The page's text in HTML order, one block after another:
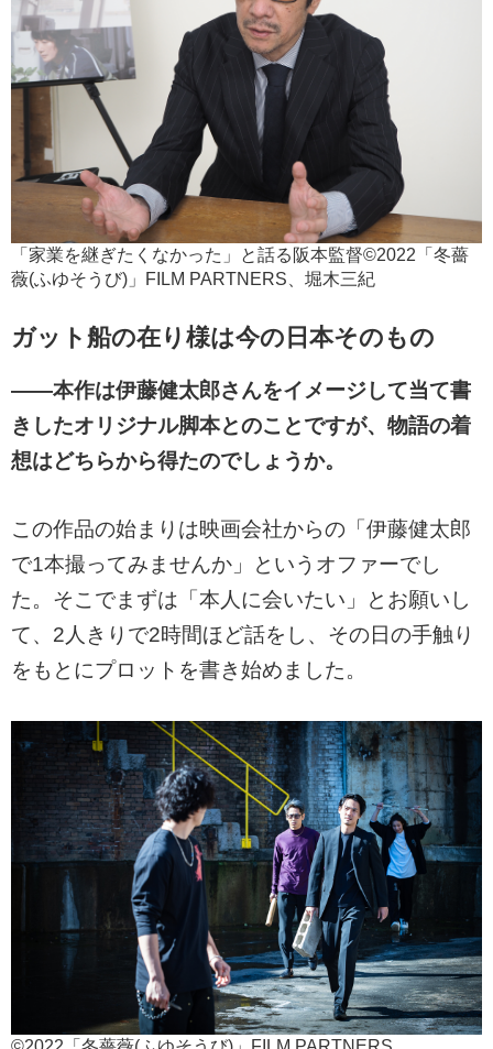
「家業を継ぎたくなかった」と話る阪本監督©2022「冬薔
薇(ふゆそうび)」FILM PARTNERS、堀木三紀
ガット船の在り様は今の日本そのもの
――本作は伊藤健太郎さんをイメージして当て書
きしたオリジナル脚本とのことですが、物語の着
想はどちらから得たのでしょうか。
この作品の始まりは映画会社からの「伊藤健太郎
で1本撮ってみませんか」というオファーでし
た。そこでまずは「本人に会いたい」とお願いし
て、2人きりで2時間ほど話をし、その日の手触り
をもとにプロットを書き始めました。